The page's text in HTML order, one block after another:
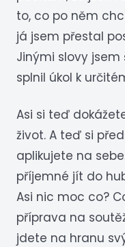
to, co po něm
já jsem přestal
Jinými slovy
splnil úkol k
Asi si teď
život. A teď si
aplikujete na
příjemné jít do
Asi nic moc co?
příprava na
jdete na hranu